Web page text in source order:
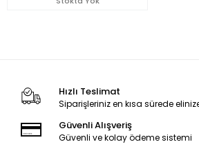
Hızlı Teslimat
Siparişleriniz en kısa sürede
Güvenli Alışveriş
Güvenli ve kolay ödeme sistemi